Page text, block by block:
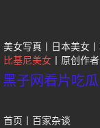
美女写真 日本美女
比基尼美女
原创作者
黑子网看片吃
首页 百家杂谈